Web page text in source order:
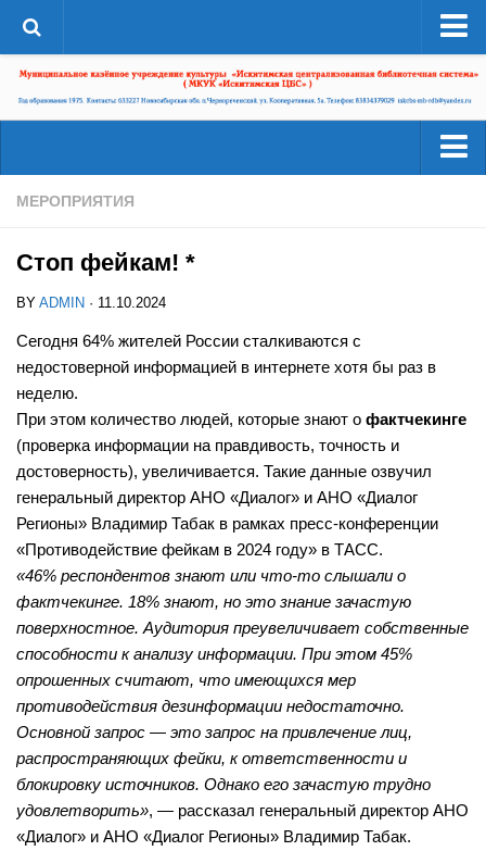
О системе
ЦБС в СМИ
А-Г
Беловская сельская библиотека №5
Сельская библиотека п. Бердь №29
Бурмистровская сельская библиотека №6
Быстровская сельская библиотека №7
Верх-Коенская сельская библиотека №8
Горевская сельская библиотека №9
Гусельниковская сельская библиотека №10
Е-Л
Евсинская сельская библиотека №12
Сельская библиотека д. Евсино №36
Елбашинская сельская библиотека №11
Завьяловская сельская библиотека №13
Читателям
Ресурсы
Наши успехи
Проекты
Конкурсы
Независимая оценка качества
Нормативно — правовые акты
Результаты независимой оценки качества
Предложения об улучшении качества деятельности
Оnline опрос
Видео
Контакты
Карта сайта
МЕРОПРИЯТИЯ
Стоп фейкам! *
BY ADMIN · 11.10.2024
Сегодня 64% жителей России сталкиваются с
недостоверной информацией в интернете хотя бы раз в
неделю.
При этом количество людей, которые знают о фактчекинге
(проверка информации на правдивость, точность и
достоверность), увеличивается. Такие данные озвучил
генеральный директор АНО «Диалог» и АНО «Диалог
Регионы» Владимир Табак в рамках пресс-конференции
«Противодействие фейкам в 2024 году» в ТАСС.
«46% респондентов знают или что-то слышали о
фактчекинге. 18% знают, но это знание зачастую
поверхностное. Аудитория преувеличивает собственные
способности к анализу информации. При этом 45%
опрошенных считают, что имеющихся мер
противодействия дезинформации недостаточно.
Основной запрос — это запрос на привлечение лиц,
распространяющих фейки, к ответственности и
блокировку источников. Однако его зачастую трудно
удовлетворить», — рассказал генеральный директор АНО
«Диалог» и АНО «Диалог Регионы» Владимир Табак.